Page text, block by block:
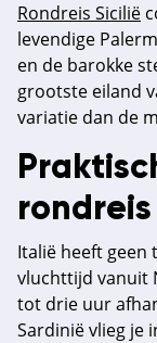
Rondreis Sicilië
levendige
en de barokke
grootste eiland
variatie dan de
Italië heeft geen
vluchttijd vanuit
tot drie uur
Sardinië vlieg je